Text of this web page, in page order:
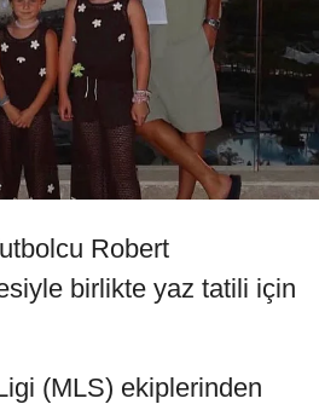
Robert
birlikte yaz tatili için
(MLS) ekiplerinden